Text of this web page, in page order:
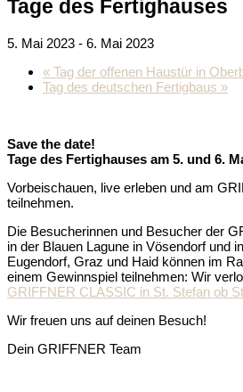
Tage des Fertighauses
5. Mai 2023 - 6. Mai 2023
« Tag der offenen Haustür in
Tag des deutschen Fertigbaus »
Save the date!
Tage des Fertighauses am 5. und 6.
Vorbeischauen, live erleben und am
teilnehmen.
Die Besucherinnen und Besucher der
in der Blauen Lagune in Vösendorf und
Eugendorf, Graz und Haid können im
einem Gewinnspiel teilnehmen: Wir
GRIFFNER CLASSIC in St. Stefan ob
Wir freuen uns auf deinen Besuch!
Dein GRIFFNER Team